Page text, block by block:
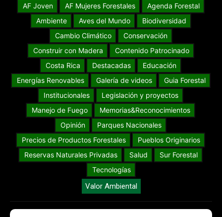
AF Joven AF Mujeres Forestales
Agenda Forestal
Ambiente
Aves del Mundo
Biodiversidad
Cambio Climático
Conservación
Construir con Madera
Contenido Patrocinado
Costa Rica
Destacadas
Educación
Energías Renovables
Galería de videos
Guia Forestal
Institucionales
Legislación y proyectos
Manejo de Fuego
Memorias&Reconocimientos
Opinión
Parques Nacionales
Precios de Productos Forestales
Pueblos Originarios
Reservas Naturales Privadas
Salud
Sur Forestal
Tecnologías
Valor Ambiental